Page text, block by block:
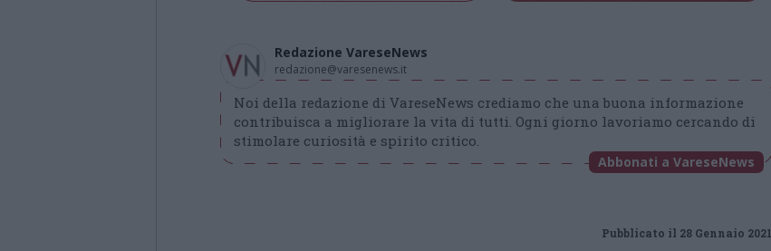
Redazione VareseNews
redazione@varesenews.it
Noi della redazione di VareseNews crediamo che una buona informazione
contribuisca a migliorare la vita di tutti. Ogni giorno lavoriamo cercando di
stimolare curiosità e spirito critico.
Abbonati a VareseNews
Pubblicato il 28 Gennaio 2021